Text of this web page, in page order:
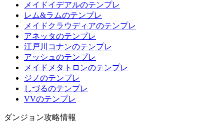
メイドイデアルのテンプレ
レム&ラムのテンプレ
メイドクラウディアのテンプレ
アネッタのテンプレ
江戸川コナンのテンプレ
アッシュのテンプレ
メイドメタトロンのテンプレ
ジノのテンプレ
しづるのテンプレ
VVのテンプレ
ダンジョン攻略情報